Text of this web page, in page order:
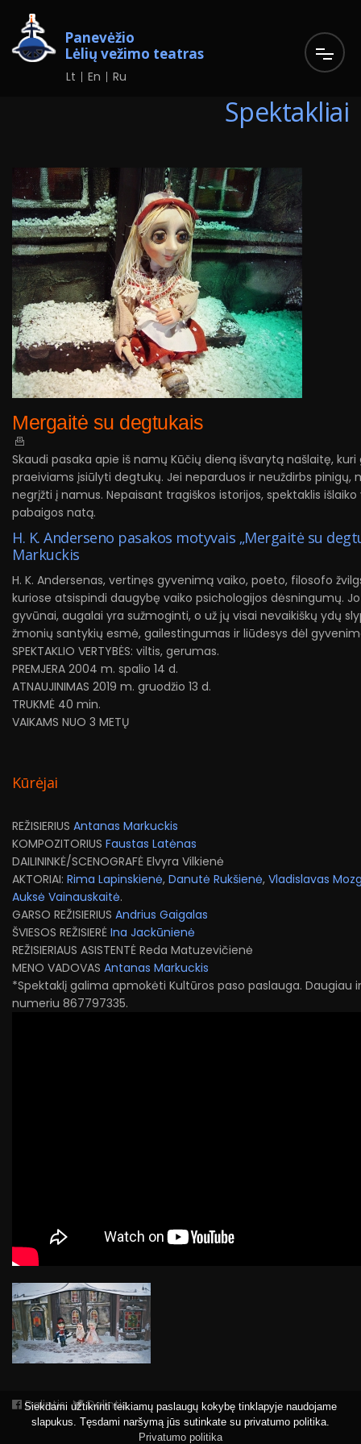
Siekdami užtikrinti teikiamų paslaugų kokybę tinklapyje naudojame
slapukus. Tęsdami naršymą jūs sutinkate su privatumo politika.
Privatumo politika
Panevėžio
Lėlių vežimo teatras
Lt En Ru
Spektakliai
Mergaitė su degtukais
Skaudi pasaka apie iš namų Kūčių dieną išvarytą našlaitę,
praeiviams įsiūlyti degtukų. Jei neparduos ir neuždirbs pinigų,
negrįžti į namus. Nepaisant tragiškos istorijos, spektaklis
pabaigos natą.
H. K. Anderseno pasakos motyvais „Mergaitė su
Markuckis
H. K. Andersenas, vertinęs gyvenimą vaiko, poeto, filosofo
kuriose atsispindi daugybę vaiko psichologijos dėsningumų.
gyvūnai, augalai yra sužmoginti, o už jų visai nevaikiškų ydų
žmonių santykių esmė, gailestingumas ir liūdesys dėl
SPEKTAKLIO VERTYBĖS: viltis, gerumas.
PREMJERA 2004 m. spalio 14 d.
ATNAUJINIMAS 2019 m. gruodžio 13 d.
TRUKMĖ 40 min.
VAIKAMS NUO 3 METŲ
Kūrėjai
REŽISIERIUS Antanas Markuckis
KOMPOZITORIUS Faustas Latėnas
DAILININKĖ/SCENOGRAFĖ Elvyra Vilkienė
AKTORIAI: Rima Lapinskienė, Danutė Rukšienė, Vladislavas
Auksė Vainauskaitė.
GARSO REŽISIERIUS Andrius Gaigalas
ŠVIESOS REŽISIERĖ Ina Jackūnienė
REŽISIERIAUS ASISTENTĖ Reda Matuzevičienė
MENO VADOVAS Antanas Markuckis
*Spektaklį galima apmokėti Kultūros paso paslauga. Daugiau
numeriu 867797335.
Dalintis Dalintis